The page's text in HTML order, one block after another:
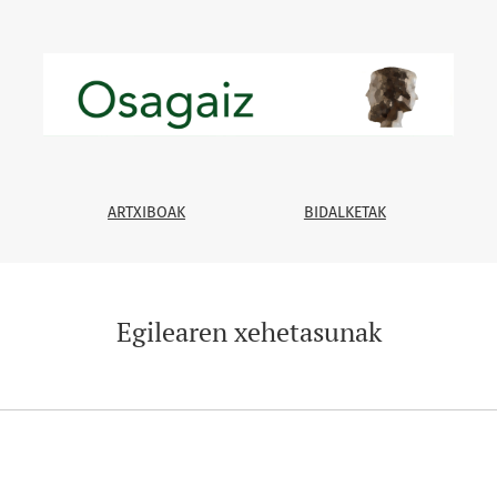
ARTXIBOAK BIDALKETAK
Egilearen xehetasunak